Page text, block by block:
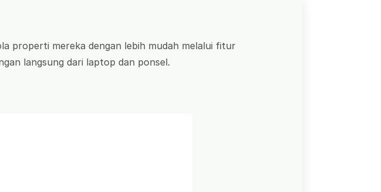
properti mereka dengan lebih mudah melalui fitur
langsung dari laptop dan ponsel.